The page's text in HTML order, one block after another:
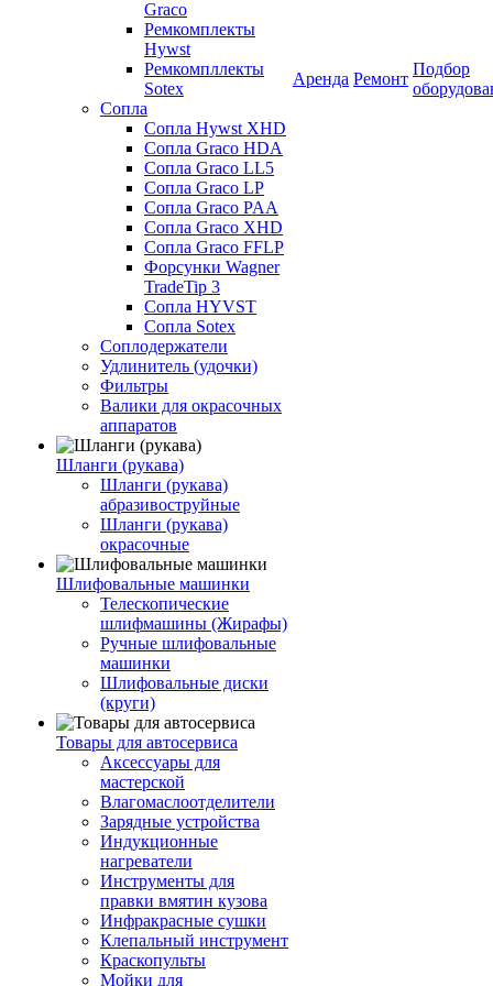
Graco
Ремкомплекты
Hywst
Ремкомпллекты
Sotex
Сопла
Сопла Hywst XHD
Сопла Graco HDA
Сопла Graco LL5
Сопла Graco LP
Сопла Graco PAA
Сопла Graco XHD
Сопла Graco FFLP
Форсунки Wagner
TradeTip 3
Сопла HYVST
Сопла Sotex
Соплодержатели
Удлинитель (удочки)
Фильтры
Валики для окрасочных
аппаратов
Шланги (рукава)
Шланги (рукава)
абразивоструйные
Шланги (рукава)
окрасочные
Шлифовальные машинки
Телескопические
шлифмашины (Жирафы)
Ручные шлифовальные
машинки
Шлифовальные диски
(круги)
Товары для автосервиса
Аксессуары для
мастерской
Влагомаслоотделители
Зарядные устройства
Индукционные
нагреватели
Инструменты для
правки вмятин кузова
Инфракрасные сушки
Клепальный инструмент
Краскопульты
Мойки для
Аренда Ремонт
Подбор